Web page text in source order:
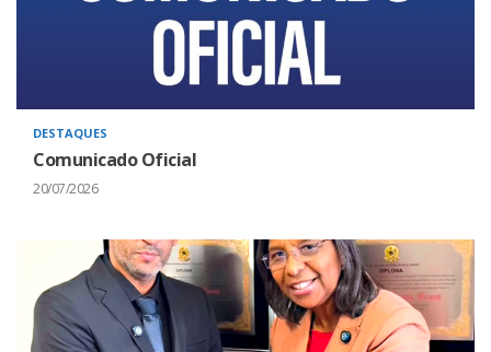
DESTAQUES
Comunicado Oficial
20/07/2026